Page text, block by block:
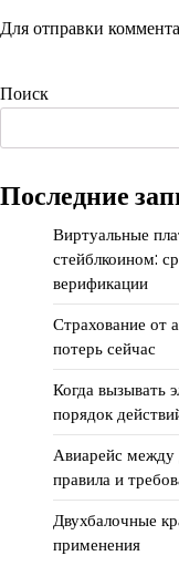
Для отправки
Поиск
Последние
Виртуальные
стейблкоином:
верификации
Страхование от
потерь сейчас
Когда вызывать
порядок
Авиарейс между
правила и
Двухбалочные
применения